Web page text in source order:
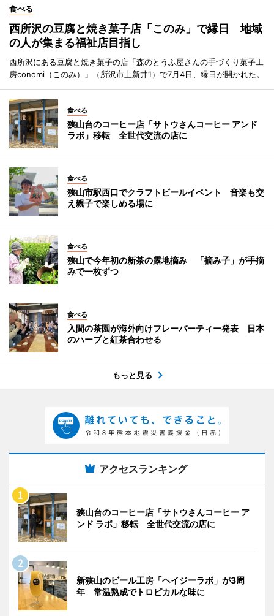
食べる
西所沢の豆腐と焼き菓子店「このみ」で縁日 地域
の人が集まる福祉店目指し
西所沢にある豆腐と焼き菓子の店「森のとうふ屋さんの手づくり菓子工
房conomi（このみ）」（所沢市上新井1）で7月4日、縁日が開かれた。
食べる
狭山台のコーヒー店「サトウさんコーヒー アンド
ラボ」移転 全世代交流の店に
食べる
狭山市駅西口でクラフトビールイベント 音楽も交
え親子で楽しめる場に
食べる
狭山で今年初の新茶の露地摘み 「摘み子」が手摘
みで一枚ずつ
食べる
入間の茶園が海外向けフレーバーティー発表 日本
のハーブと紅茶合わせる
もっと見る
アクセスランキング
狭山台のコーヒー店「サトウさんコーヒー ア
ンド ラボ」移転 全世代交流の店に
新狭山のビール工房「ヘイジーラボ」が3周
年 常温熟成でトロピカルな味に